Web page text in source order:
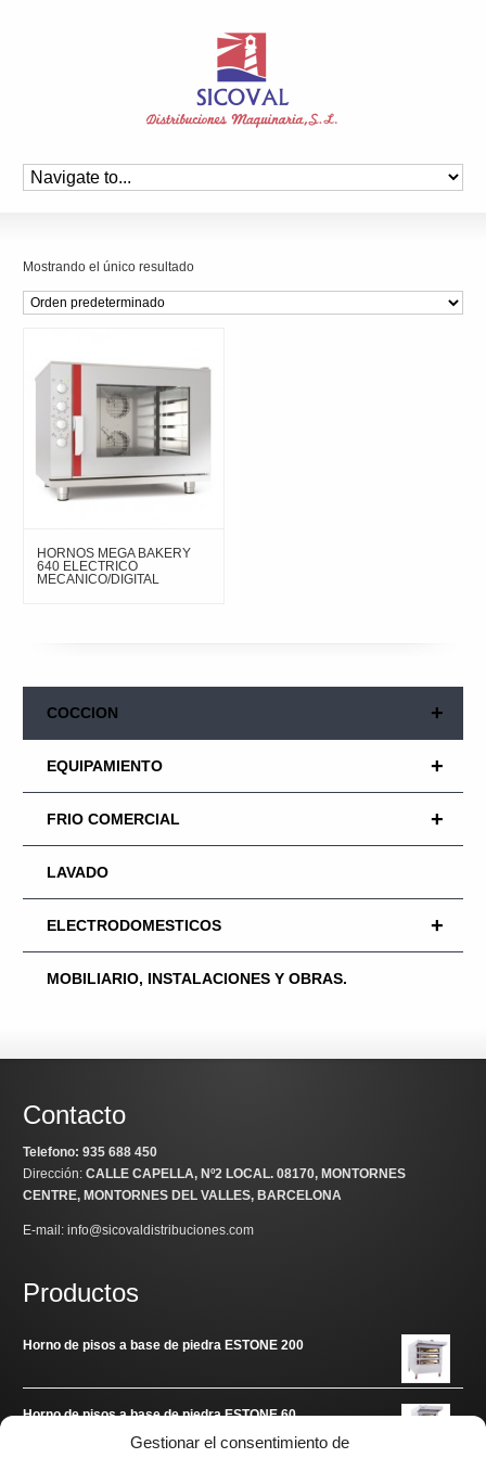
Gestionar el consentimiento de
Mostrando el único resultado
HORNOS MEGA BAKERY
640 ELECTRICO
MECANICO/DIGITAL
+
COCCION
+
EQUIPAMIENTO
+
FRIO COMERCIAL
LAVADO
+
ELECTRODOMESTICOS
MOBILIARIO, INSTALACIONES Y OBRAS.
Contacto
Telefono: 935 688 450
Dirección:CALLE CAPELLA, Nº2 LOCAL. 08170, MONTORNES
CENTRE, MONTORNES DEL VALLES, BARCELONA
E-mail: info@sicovaldistribuciones.com
Productos
Horno de pisos a base de piedra ESTONE 200
Horno de pisos a base de piedra ESTONE 60